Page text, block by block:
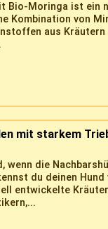
Bio-Moringa ist ein
Kombination von
aus
mit starkem
wenn die
du deinen
entwickelte